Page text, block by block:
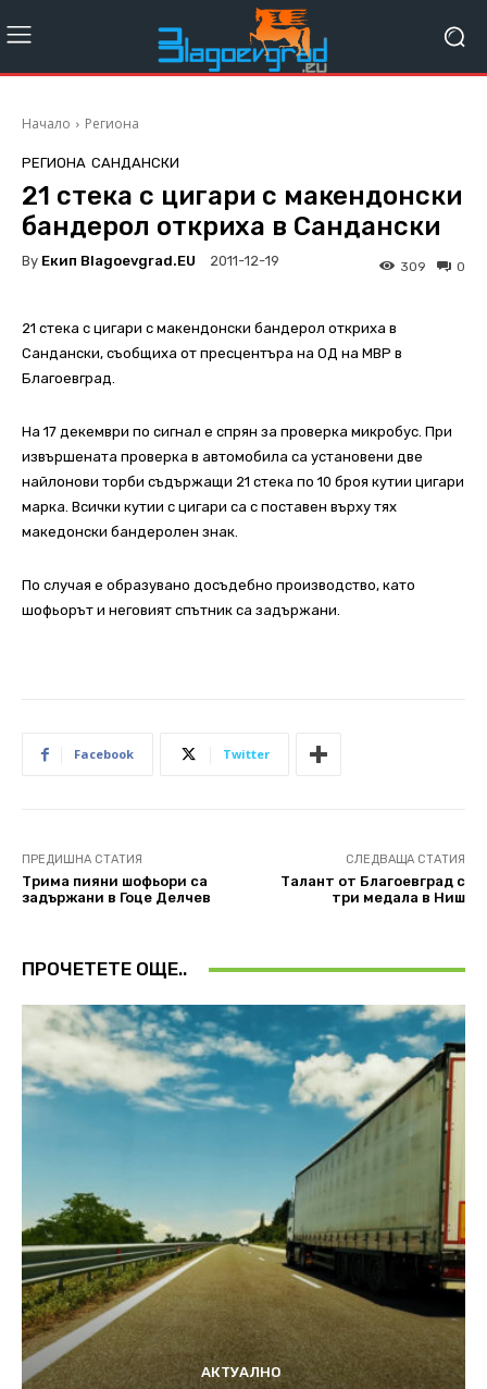
Начало Региона
РЕГИОНА САНДАНСКИ
21 стека с цигари с макендонски
бандерол откриха в Сандански
By Екип Blagoevgrad.EU 2011-12-19 0
309
21 стека с цигари с макендонски бандерол откриха в
Сандански, съобщиха от пресцентъра на ОД на МВР в
Благоевград.
На 17 декември по сигнал е спрян за проверка микробус. При
извършената проверка в автомобила са установени две
найлонови торби съдържащи 21 стека по 10 броя кутии цигари
марка. Всички кутии с цигари са с поставен върху тях
македонски бандеролен знак.
По случая е образувано досъдебно производство, като
шофьорът и неговият спътник са задържани.
Facebook Twitter
ПРЕДИШНА СТАТИЯ
Трима пияни шофьори са
задържани в Гоце Делчев
СЛЕДВАЩА СТАТИЯ
Талант от Благоевград с
три медала в Ниш
ПРОЧЕТЕТЕ ОЩЕ..
АКТУАЛНО